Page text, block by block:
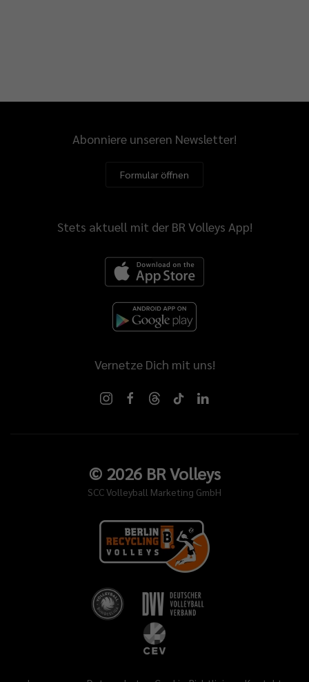
Abonniere unseren Newsletter!
Formular öffnen
Stets aktuell mit der BR Volleys App!
Vernetze Dich mit uns!
© 2026BR Volleys
SCC Volleyball Marketing GmbH